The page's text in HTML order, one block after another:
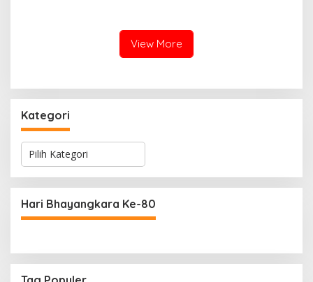
View More
Kategori
K
e
g
o
r
Hari Bhayangkara Ke-80